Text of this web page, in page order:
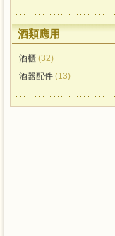
酒類應用
酒櫃 (32)
酒器配件 (13)